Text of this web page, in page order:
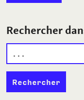
Rechercher